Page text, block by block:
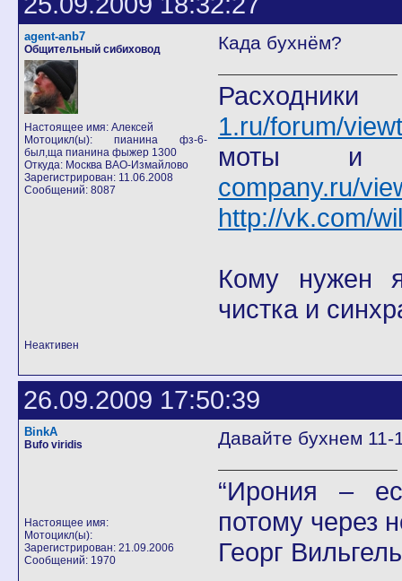
agent-anb7
Общительный сибиховод
Настоящее имя: Алексей
Мотоцикл(ы): пианина фз-6-
был,ща пианина фыжер 1300
Откуда: Москва ВАО-Измайлово
Зарегистрирован: 11.06.2008
Сообщений: 8087
Када бухнём?
1.ru/forum/
company.ru/
http://vk.com/
Кому нужен
чистка и
Неактивен
26.09.2009 17:50:39
BinkA
Bufo viridis
Настоящее имя:
Мотоцикл(ы):
Зарегистрирован: 21.09.2006
Сообщений: 1970
Давайте бухнем 11-
“Ирония –
потому через
Георг